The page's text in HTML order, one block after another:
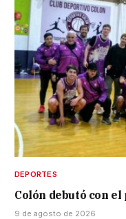
DEPORTES
Colón debutó con
9 de agosto de 2026